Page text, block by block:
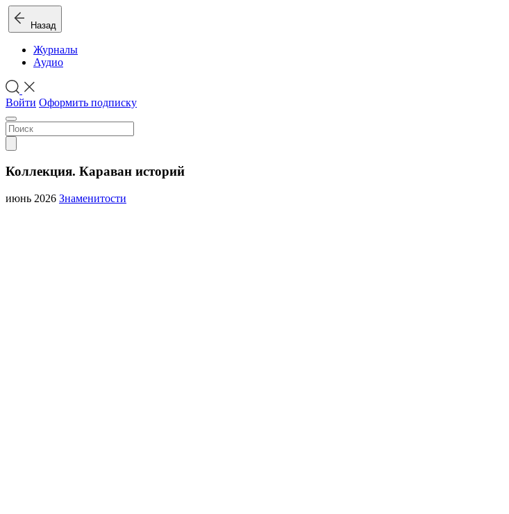
Назад
Журналы
Аудио
Войти Оформить подписку
Коллекция. Караван историй
июнь 2026 Знаменитости